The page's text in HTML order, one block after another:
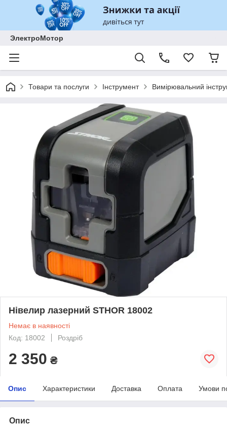
ЭлектроМотор
Товари та послуги Інструмент Вимірювальний
Нівелир лазерний STHOR 18002
Немає в наявності
Код: 18002
Роздріб
2 350 ₴
Опис Характеристики Доставка Оплата Умови
Опис